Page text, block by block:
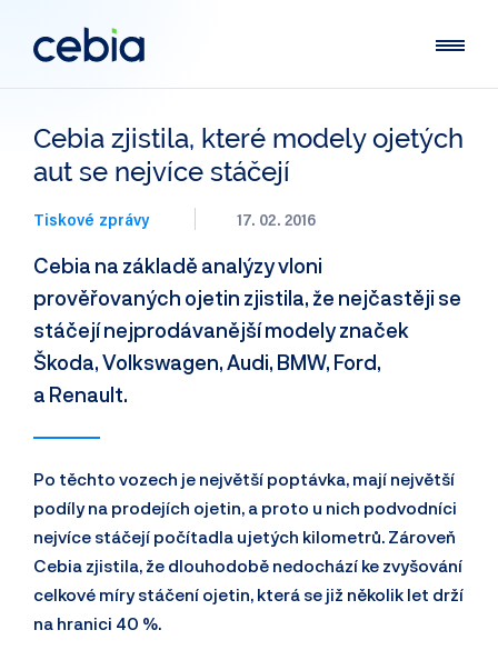
Cebia zjistila, které modely ojetých
aut se nejvíce stáčejí
Tiskové zprávy 17. 02. 2016
Cebia na základě analýzy vloni
prověřovaných ojetin zjistila, že nejčastěji se
stáčejí nejprodávanější modely značek
Škoda, Volkswagen, Audi, BMW, Ford,
a Renault.
Po těchto vozech je největší poptávka, mají největší
podíly na prodejích ojetin, a proto u nich podvodníci
nejvíce stáčejí počítadla ujetých kilometrů. Zároveň
Cebia zjistila, že dlouhodobě nedochází ke zvyšování
celkové míry stáčení ojetin, která se již několik let drží
na hranici 40 %.